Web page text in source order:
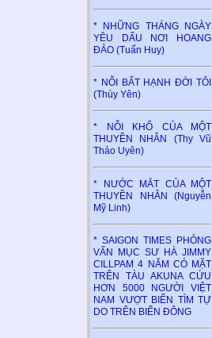
* NHỮNG THÁNG NGÀY
YÊU DẤU NƠI HOANG
ĐẢO (Tuấn Huy)
* NỖI BẤT HẠNH ĐỜI TÔI
(Thùy Yên)
* NỖI KHỔ CỦA MỘT
THUYỀN NHÂN (Thy Vũ
Thảo Uyên)
* NƯỚC MẮT CỦA MỘT
THUYỀN NHÂN (Nguyễn
Mỹ Linh)
* SAIGON TIMES PHỎNG
VẤN MỤC SƯ HÀ JIMMY
CILLPAM 4 NĂM CÓ MẶT
TRÊN TÀU AKUNA CỨU
HƠN 5000 NGƯỜI VIỆT
NAM VƯỢT BIỂN TÌM TỰ
DO TRÊN BIỂN ĐÔNG